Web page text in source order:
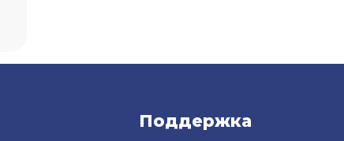
Поддержка